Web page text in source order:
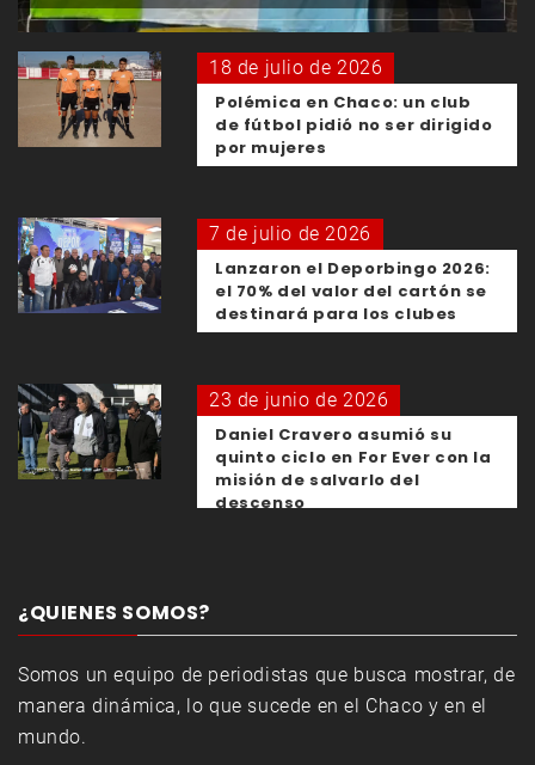
18 de julio de 2026
Polémica en Chaco: un club
de fútbol pidió no ser dirigido
por mujeres
7 de julio de 2026
Lanzaron el Deporbingo 2026:
el 70% del valor del cartón se
destinará para los clubes
23 de junio de 2026
Daniel Cravero asumió su
quinto ciclo en For Ever con la
misión de salvarlo del
descenso
¿QUIENES SOMOS?
Somos un equipo de periodistas que busca mostrar, de
manera dinámica, lo que sucede en el Chaco y en el
mundo.